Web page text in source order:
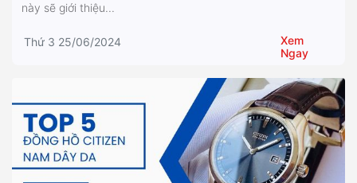
này sẽ giới thiệu...
Thứ 3 25/06/2024
Xem
Ngay